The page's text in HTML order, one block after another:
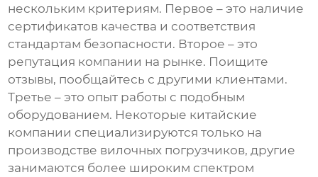
нескольким критериям. Первое – это наличие
сертификатов качества и соответствия
стандартам безопасности. Второе – это
репутация компании на рынке. Поищите
отзывы, пообщайтесь с другими клиентами.
Третье – это опыт работы с подобным
оборудованием. Некоторые китайские
компании специализируются только на
производстве вилочных погрузчиков, другие
занимаются более широким спектром